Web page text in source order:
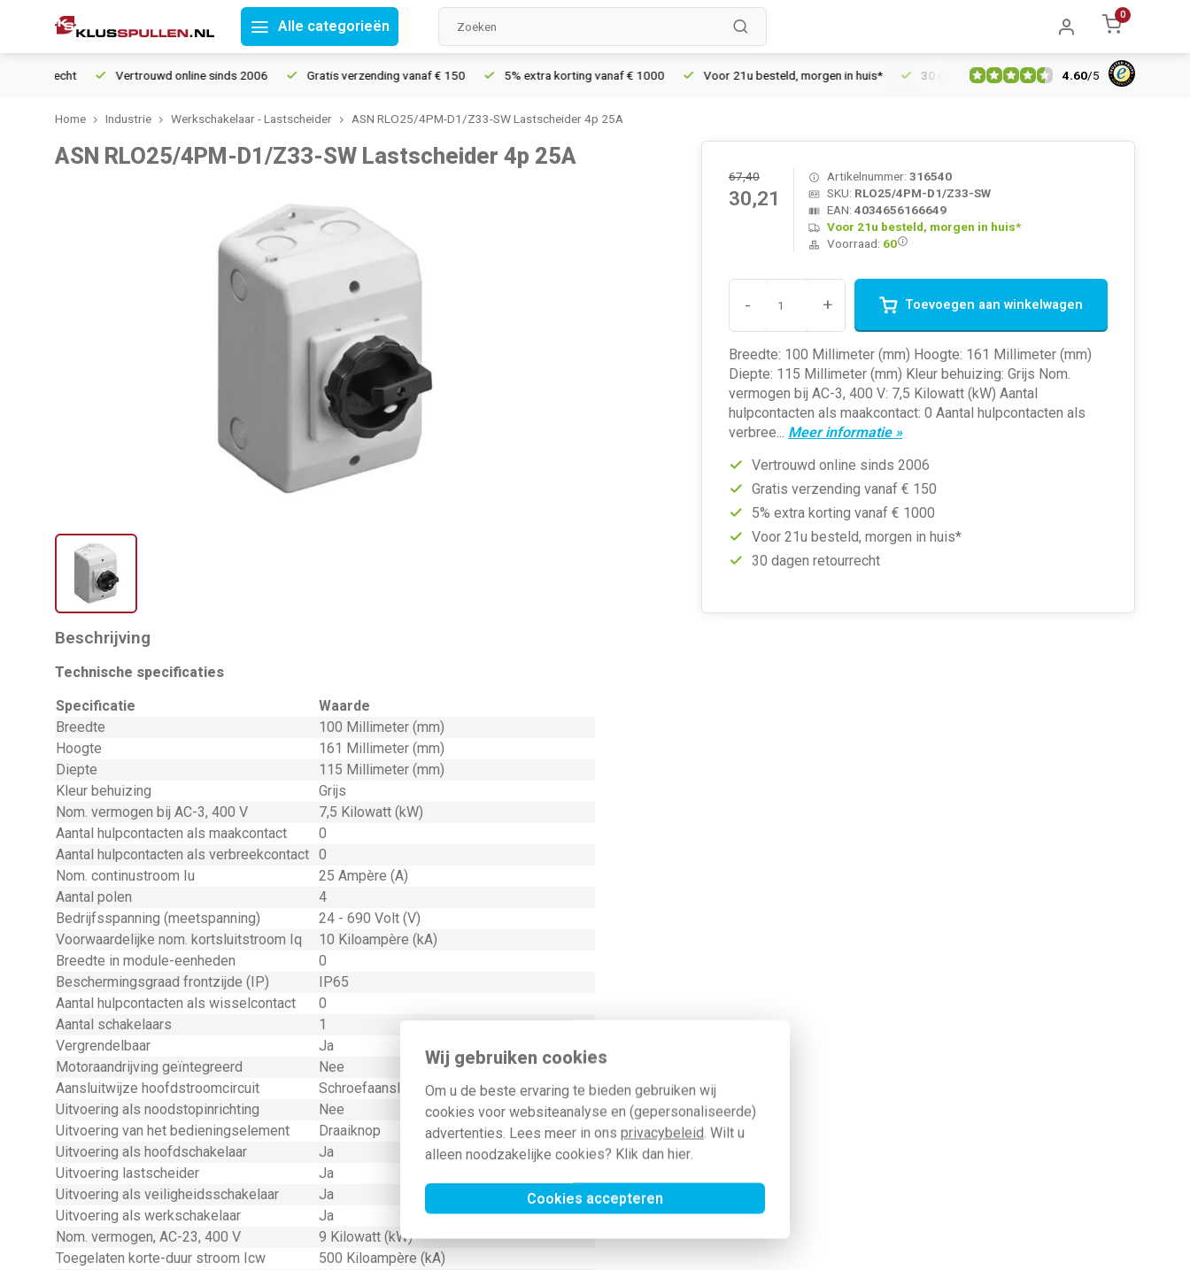
Wij gebruiken cookies
Om u de beste ervaring te bieden gebruiken wij
cookies voor websiteanalyse en (gepersonaliseerde)
advertenties. Lees meer in ons privacybeleid. Wilt u
alleen noodzakelijke cookies? Klik dan hier.
Cookies accepteren
Alle categorieën
0
Vertrouwd online sinds 2006 Gratis verzending vanaf € 150 5% extra korting vanaf € 1000 Voor 21u besteld, morgen in huis* 30 dagen retourrecht Vertrouwd online sinds
4.60/5
Home Industrie Werkschakelaar - Lastscheider ASN RLO25/4PM-D1/Z33-SW Lastscheider 4p 25A
ASN RLO25/4PM-D1/Z33-SW Lastscheider 4p 25A
67,40
30,21
Artikelnummer: 316540
SKU: RLO25/4PM-D1/Z33-SW
EAN: 4034656166649
Voor 21u besteld, morgen in huis*
Voorraad: 60
- + Toevoegen aan winkelwagen
Breedte: 100 Millimeter (mm) Hoogte: 161 Millimeter (mm)
Diepte: 115 Millimeter (mm) Kleur behuizing: Grijs Nom.
vermogen bij AC-3, 400 V: 7,5 Kilowatt (kW) Aantal
hulpcontacten als maakcontact: 0 Aantal hulpcontacten als
verbree... Meer informatie »
Vertrouwd online sinds 2006
Gratis verzending vanaf € 150
5% extra korting vanaf € 1000
Voor 21u besteld, morgen in huis*
30 dagen retourrecht
Beschrijving
Technische specificaties
Specificatie
Waarde
Breedte
100 Millimeter (mm)
Hoogte
161 Millimeter (mm)
Diepte
115 Millimeter (mm)
Kleur behuizing
Grijs
Nom. vermogen bij AC-3, 400 V
7,5 Kilowatt (kW)
Aantal hulpcontacten als maakcontact
0
Aantal hulpcontacten als verbreekcontact 0
Nom. continustroom Iu
25 Ampère (A)
Aantal polen
4
Bedrijfsspanning (meetspanning)
24 - 690 Volt (V)
Voorwaardelijke nom. kortsluitstroom Iq
10 Kiloampère (kA)
Breedte in module-eenheden
0
Beschermingsgraad frontzijde (IP)
IP65
Aantal hulpcontacten als wisselcontact
0
Aantal schakelaars
1
Vergrendelbaar
Ja
Motoraandrijving geïntegreerd
Nee
Aansluitwijze hoofdstroomcircuit
Schroefaansluiting
Uitvoering als noodstopinrichting
Nee
Uitvoering van het bedieningselement
Draaiknop
Uitvoering als hoofdschakelaar
Ja
Uitvoering lastscheider
Ja
Uitvoering als veiligheidsschakelaar
Ja
Uitvoering als werkschakelaar
Ja
Nom. vermogen, AC-23, 400 V
9 Kilowatt (kW)
Toegelaten korte-duur stroom Icw
500 Kiloampère (kA)